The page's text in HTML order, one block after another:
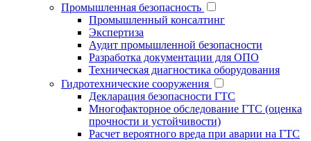
Промышленная безопасность
Промышленный консалтинг
Экспертиза
Аудит промышленной безопасности
Разработка документации для ОПО
Техническая диагностика оборудования
Гидротехнические сооружения
Декларация безопасности ГТС
Многофакторное обследование ГТС (оценка
прочности и устойчивости)
Расчет вероятного вреда при аварии на ГТС